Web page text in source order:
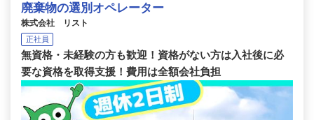
廃棄物の選別オペレーター
株式会社 リスト
正社員
無資格・未経験の方も歓迎！資格がない方は入社後に必
要な資格を取得支援！費用は全額会社負担